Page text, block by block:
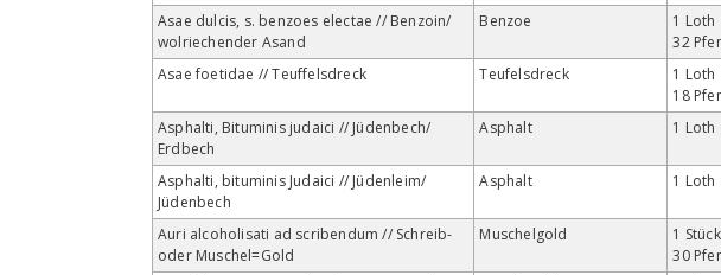
Asae dulcis, s. benzoes electae // Benzoin/
wolriechender Asand
Benzoe
1 Loth
32
Asae foetidae // Teuffelsdreck Teufelsdreck
1 Loth
18
Asphalti, Bituminis judaici // Jüdenbech/
Erdbech
Asphalt 1 Loth
Asphalti, bituminis Judaici // Jüdenleim/
Jüdenbech
Asphalt 1 Loth
Auri alcoholisati ad scribendum // Schreib-
oder Muschel=Gold
Muschelgold
1 Stück
30